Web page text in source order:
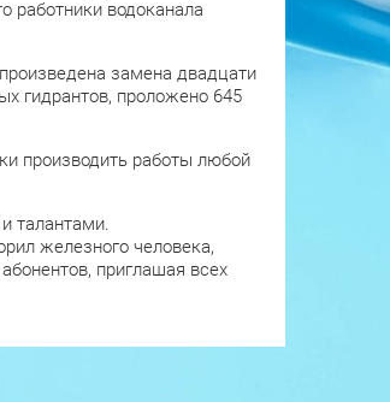
работники водоканала
замена двадцати
гидрантов, проложено 645
производить работы любой
талантами.
железного человека,
приглашая всех